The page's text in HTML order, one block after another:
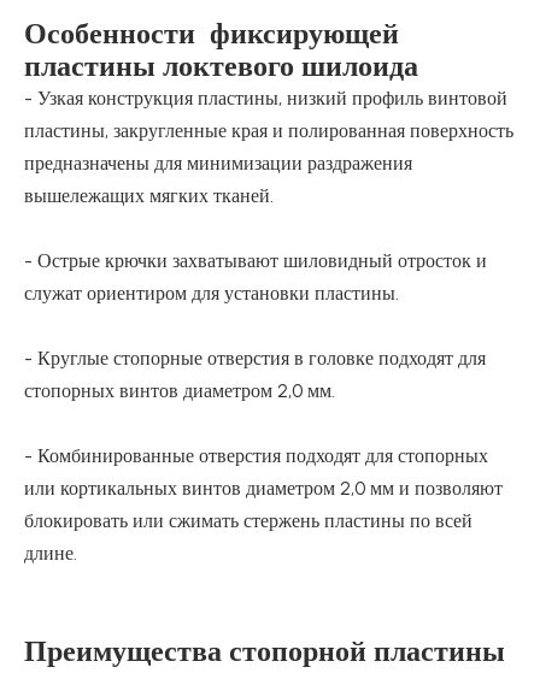
Особенности фиксирующей
пластины локтевого шилоида
- Узкая конструкция пластины, низкий профиль винтовой
пластины, закругленные края и полированная поверхность
предназначены для минимизации раздражения
вышележащих мягких тканей.
- Острые крючки захватывают шиловидный отросток и
служат ориентиром для установки пластины.
- Круглые стопорные отверстия в головке подходят для
стопорных винтов диаметром 2,0 мм.
- Комбинированные отверстия подходят для стопорных
или кортикальных винтов диаметром 2,0 мм и позволяют
блокировать или сжимать стержень пластины по всей
длине.
Преимущества стопорной пластины